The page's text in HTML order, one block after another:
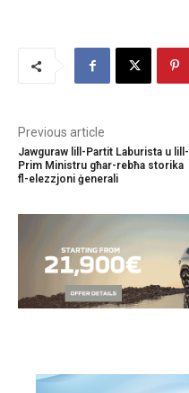
Previous article
Jawguraw lill-Partit Laburista u lill-
Prim Ministru għar-rebħa storika
fl-elezzjoni ġenerali